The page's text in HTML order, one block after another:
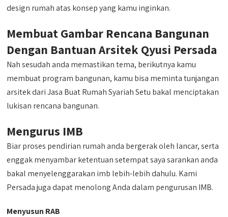
design rumah atas konsep yang kamu inginkan.
Membuat Gambar Rencana Bangunan
Dengan Bantuan Arsitek Qyusi Persada
Nah sesudah anda memastikan tema, berikutnya kamu
membuat program bangunan, kamu bisa meminta tunjangan
arsitek dari Jasa Buat Rumah Syariah Setu bakal menciptakan
lukisan rencana bangunan.
Mengurus IMB
Biar proses pendirian rumah anda bergerak oleh lancar, serta
enggak menyambar ketentuan setempat saya sarankan anda
bakal menyelenggarakan imb lebih-lebih dahulu. Kami
Persada juga dapat menolong Anda dalam pengurusan IMB.
Menyusun RAB